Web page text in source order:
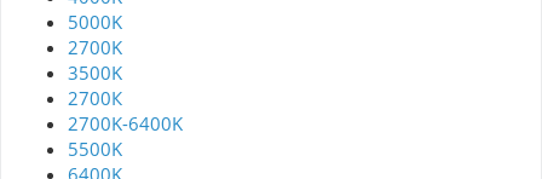
5000K
2700K
3500K
2700К
2700K-6400K
5500K